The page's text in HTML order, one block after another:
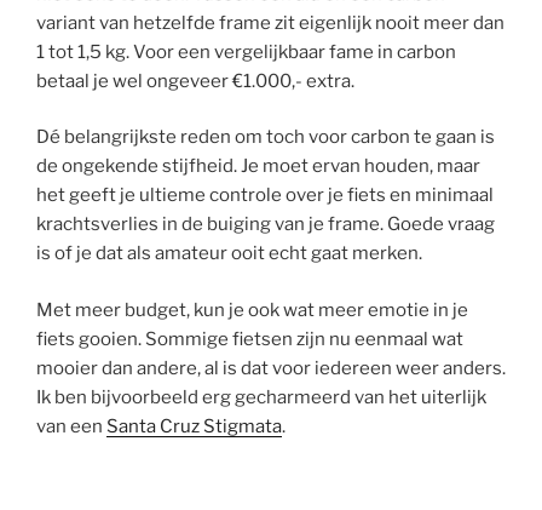
variant van hetzelfde frame zit eigenlijk nooit meer dan
1 tot 1,5 kg. Voor een vergelijkbaar fame in carbon
betaal je wel ongeveer €1.000,- extra.
Dé belangrijkste reden om toch voor carbon te gaan is
de ongekende stijfheid. Je moet ervan houden, maar
het geeft je ultieme controle over je fiets en minimaal
krachtsverlies in de buiging van je frame. Goede vraag
is of je dat als amateur ooit echt gaat merken.
Met meer budget, kun je ook wat meer emotie in je
fiets gooien. Sommige fietsen zijn nu eenmaal wat
mooier dan andere, al is dat voor iedereen weer anders.
Ik ben bijvoorbeeld erg gecharmeerd van het uiterlijk
van een Santa Cruz Stigmata.